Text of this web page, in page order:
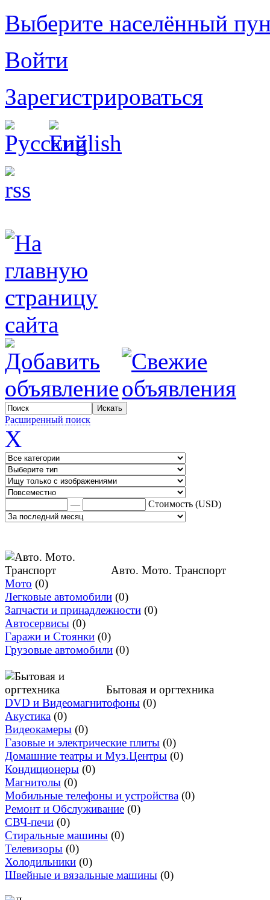
Выберите населённый
Войти
Зарегистрироваться
Расширенный поиск
X
— Стоимость (USD)
Авто. Мото. Транспорт
Мото (0)
Легковые автомобили (0)
Запчасти и принадлежности (0)
Автосервисы (0)
Гаражи и Стоянки (0)
Грузовые автомобили (0)
Бытовая и оргтехника
DVD и Видеомагнитофоны (0)
Акустика (0)
Видеокамеры (0)
Газовые и электрические плиты (0)
Домашние театры и Муз.Центры (0)
Кондиционеры (0)
Магнитолы (0)
Мобильные телефоны и устройства (0)
Ремонт и Обслуживание (0)
СВЧ-печи (0)
Стиральные машины (0)
Телевизоры (0)
Холодильники (0)
Швейные и вязальные машины (0)